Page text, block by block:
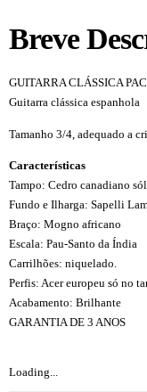
Breve
GUITARRA CLÁSSICA
Guitarra clássica espanhola
Tamanho 3/4, adequado a
Características
Tampo: Cedro canadiano
Fundo e Ilharga: Sapelli
Braço: Mogno africano
Escala: Pau-Santo da Índia
Carrilhões: niquelado.
Perfis: Acer europeu só no
Acabamento: Brilhante
GARANTIA DE 3 ANOS
Loading...